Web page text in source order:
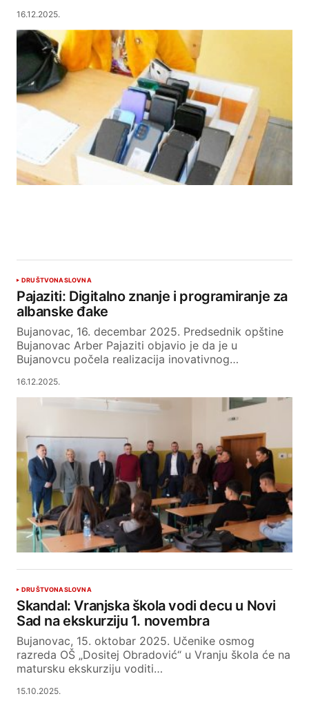
16.12.2025.
DRUŠTVONASLOVNA
Pajaziti: Digitalno znanje i programiranje za
albanske đake
Bujanovac, 16. decembar 2025. Predsednik opštine
Bujanovac Arber Pajaziti objavio je da je u
Bujanovcu počela realizacija inovativnog…
16.12.2025.
DRUŠTVONASLOVNA
Skandal: Vranjska škola vodi decu u Novi
Sad na ekskurziju 1. novembra
Bujanovac, 15. oktobar 2025. Učenike osmog
razreda OŠ „Dositej Obradović“ u Vranju škola će na
matursku ekskurziju voditi…
15.10.2025.